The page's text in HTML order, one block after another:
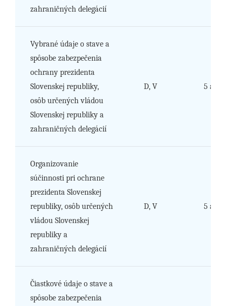
zahraničných delegácií
Vybrané údaje o stave a
spôsobe zabezpečenia
ochrany prezidenta
Slovenskej republiky,
osôb určených vládou
Slovenskej republiky a
zahraničných delegácií
D, V 5 a 6
Organizovanie
súčinnosti pri ochrane
prezidenta Slovenskej
republiky, osôb určených
vládou Slovenskej
republiky a
zahraničných delegácií
D, V 5 a 6
Čiastkové údaje o stave a
spôsobe zabezpečenia